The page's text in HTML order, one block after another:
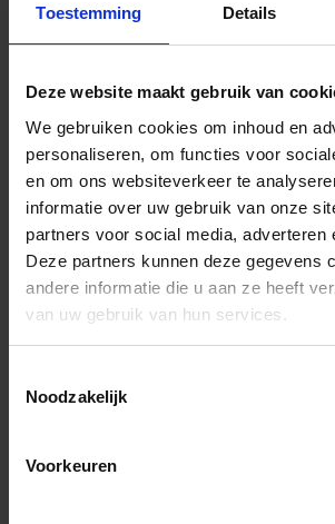
Toestemming Details
Deze website maakt gebruik van
We gebruiken cookies om inhoud en
personaliseren, om functies voor
en om ons websiteverkeer te
informatie over uw gebruik van onze
partners voor social media, adverteren
Deze partners kunnen deze gegevens
andere informatie die u aan ze heeft
van uw gebruik van hun services.
Noodzakelijk
Voorkeuren